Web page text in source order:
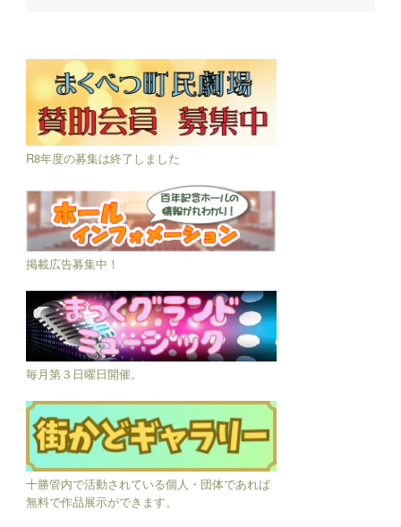
R8年度の募集は終了しました
掲載広告募集中！
毎月第３日曜日開催。
十勝管内で活動されている個人・団体であれば
無料で作品展示ができます。